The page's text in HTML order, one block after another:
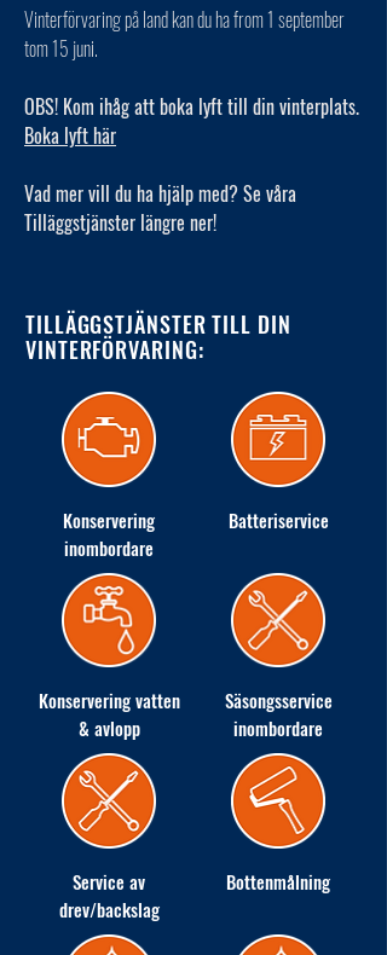
Vinterförvaring på land kan du ha from 1 september
tom 15 juni.
OBS! Kom ihåg att boka lyft till din vinterplats.
Boka lyft här
Vad mer vill du ha hjälp med? Se våra
Tilläggstjänster längre ner!
TILLÄGGSTJÄNSTER TILL DIN
VINTERFÖRVARING:
Konservering
inombordare
Batteriservice
Konservering vatten
& avlopp
Säsongsservice
inombordare
Service av
drev/backslag
Bottenmålning